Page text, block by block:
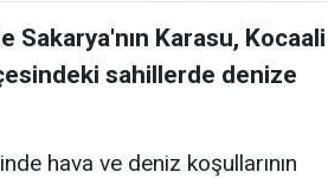
Sakarya'nın Karasu,
sahillerde denize
hava ve deniz koşullarının